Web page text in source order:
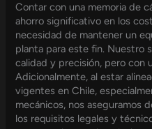
Contar con una memoria de
ahorro significativo en los
necesidad de mantener un
planta para este fin. Nuestro
calidad y precisión, pero con
Adicionalmente, al estar
vigentes en Chile,
mecánicos, nos aseguramos
los requisitos legales y